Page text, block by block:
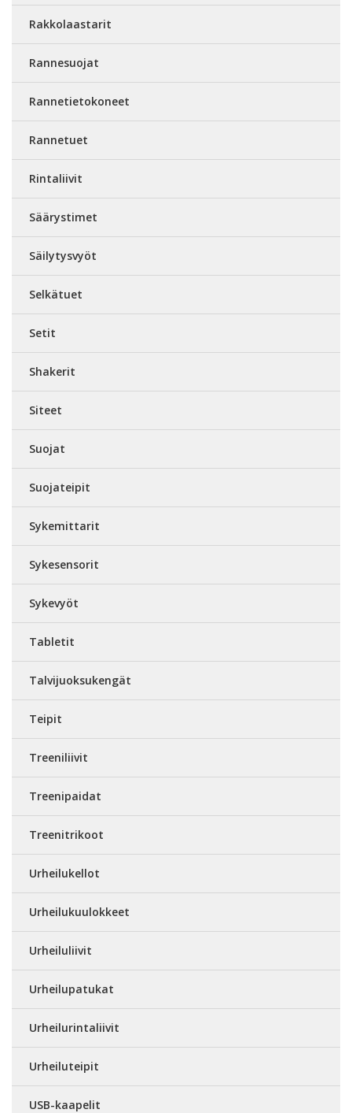
Rakkolaastarit
Rannesuojat
Rannetietokoneet
Rannetuet
Rintaliivit
Säärystimet
Säilytysvyöt
Selkätuet
Setit
Shakerit
Siteet
Suojat
Suojateipit
Sykemittarit
Sykesensorit
Sykevyöt
Tabletit
Talvijuoksukengät
Teipit
Treeniliivit
Treenipaidat
Treenitrikoot
Urheilukellot
Urheilukuulokkeet
Urheiluliivit
Urheilupatukat
Urheilurintaliivit
Urheiluteipit
USB-kaapelit